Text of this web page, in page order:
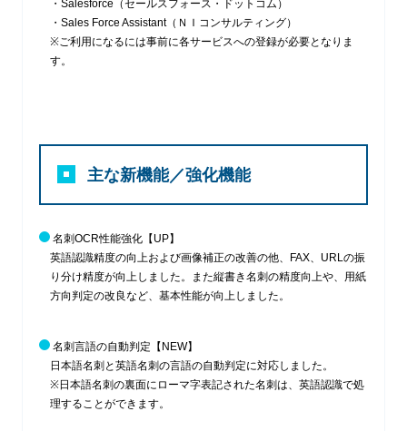
・Salesforce（セールスフォース・ドットコム）
・Sales Force Assistant（ＮＩコンサルティング）
※ご利用になるには事前に各サービスへの登録が必要となりま
す。
主な新機能／強化機能
名刺OCR性能強化 【UP】
英語認識精度の向上および画像補正の改善の他、FAX、URLの振
り分け精度が向上しました。また縦書き名刺の精度向上や、用紙
方向判定の改良など、基本性能が向上しました。
名刺言語の自動判定 【NEW】
日本語名刺と英語名刺の言語の自動判定に対応しました。
※日本語名刺の裏面にローマ字表記された名刺は、英語認識で処
理することができます。